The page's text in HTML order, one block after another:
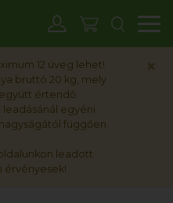
12 üveg lehet!
bruttó 20 kg, mely
értendő.
egyéni
függően.
leadott
érvényesek!